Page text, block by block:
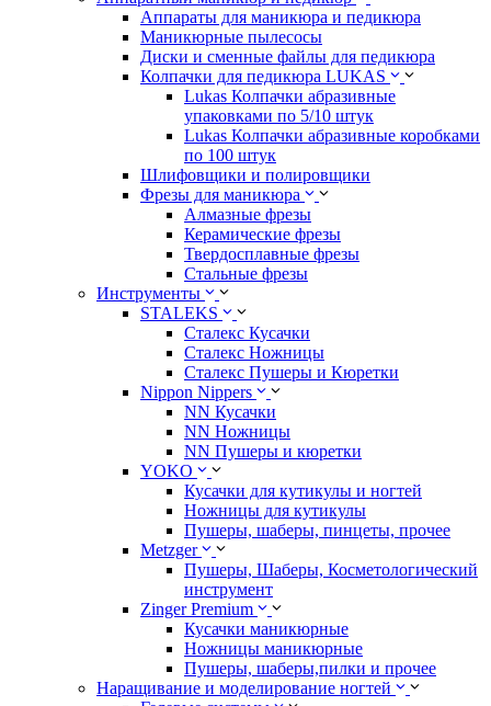
Аппараты для маникюра и педикюра
Маникюрные пылесосы
Диски и сменные файлы для педикюра
Колпачки для педикюра LUKAS
Lukas Колпачки абразивные
упаковками по 5/10 штук
Lukas Колпачки абразивные коробками
по 100 штук
Шлифовщики и полировщики
Фрезы для маникюра
Алмазные фрезы
Керамические фрезы
Твердосплавные фрезы
Стальные фрезы
Инструменты
STALEKS
Сталекс Кусачки
Сталекс Ножницы
Сталекс Пушеры и Кюретки
Nippon Nippers
NN Кусачки
NN Ножницы
NN Пушеры и кюретки
YOKO
Кусачки для кутикулы и ногтей
Ножницы для кутикулы
Пушеры, шаберы, пинцеты, прочее
Metzger
Пушеры, Шаберы, Косметологический
инструмент
Zinger Premium
Кусачки маникюрные
Ножницы маникюрные
Пушеры, шаберы,пилки и прочее
Наращивание и моделирование ногтей